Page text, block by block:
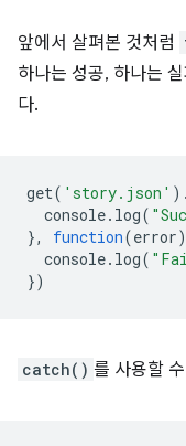
앞에서 살펴본 것처럼
하나는 성공, 하나는
다.
get( 'story.json' ).
console. log(
},
function(error)
console. log(
})
catch() 를 사용할